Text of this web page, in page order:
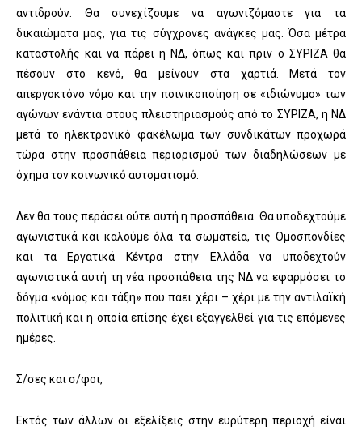
αντιδρούν. Θα συνεχίζουμε να αγωνιζόμαστε για τα
δικαιώματα μας, για τις σύγχρονες ανάγκες μας. Όσα μέτρα
καταστολής και να πάρει η ΝΔ, όπως και πριν ο ΣΥΡΙΖΑ θα
πέσουν στο κενό, θα μείνουν στα χαρτιά. Μετά τον
απεργοκτόνο νόμο και την ποινικοποίηση σε «ιδιώνυμο» των
αγώνων ενάντια στους πλειστηριασμούς από το ΣΥΡΙΖΑ, η ΝΔ
μετά το ηλεκτρονικό φακέλωμα των συνδικάτων προχωρά
τώρα στην προσπάθεια περιορισμού των διαδηλώσεων με
όχημα τον κοινωνικό αυτοματισμό.
Δεν θα τους περάσει ούτε αυτή η προσπάθεια. Θα υποδεχτούμε
αγωνιστικά και καλούμε όλα τα σωματεία, τις Ομοσπονδίες
και τα Εργατικά Κέντρα στην Ελλάδα να υποδεχτούν
αγωνιστικά αυτή τη νέα προσπάθεια της ΝΔ να εφαρμόσει το
δόγμα «νόμος και τάξη» που πάει χέρι – χέρι με την αντιλαϊκή
πολιτική και η οποία επίσης έχει εξαγγελθεί για τις επόμενες
ημέρες.
Σ/σες και σ/φοι,
Εκτός των άλλων οι εξελίξεις στην ευρύτερη περιοχή είναι